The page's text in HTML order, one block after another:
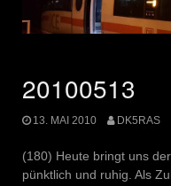
20100513
13. MAI 2010 DK5RAS
(180) Heute bringt uns
pünktlich und ruhig. Als